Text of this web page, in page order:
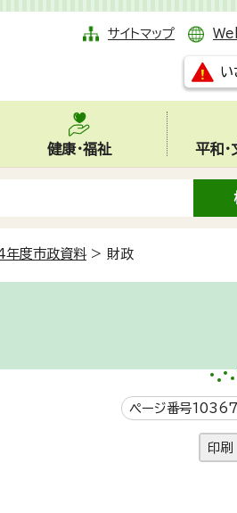
サイトマップ
い
健康・福祉 平和・
年度市政資料 > 財政
ページ番号
印刷